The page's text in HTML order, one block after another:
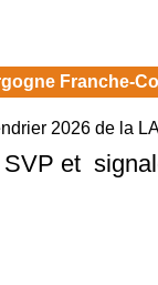
Franche-
2026 de la
et